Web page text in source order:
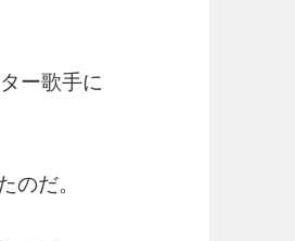
ー歌手に
だ。